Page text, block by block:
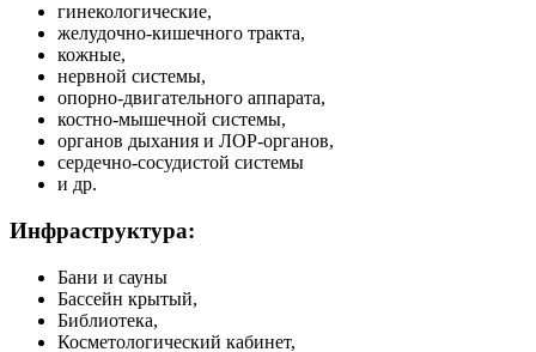
гинекологические,
желудочно-кишечного тракта,
кожные,
нервной системы,
опорно-двигательного аппарата,
костно-мышечной системы,
органов дыхания и ЛОР-органов,
сердечно-сосудистой системы
и др.
Инфраструктура:
Бани и сауны
Бассейн крытый,
Библиотека,
Косметологический кабинет,